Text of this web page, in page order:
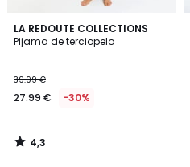
LA REDOUTE COLLECTIONS
Pijama de terciopelo
€
en
de
39.99
39.99 €
27.99 € -30%
4,3
/ 5
4,3
/